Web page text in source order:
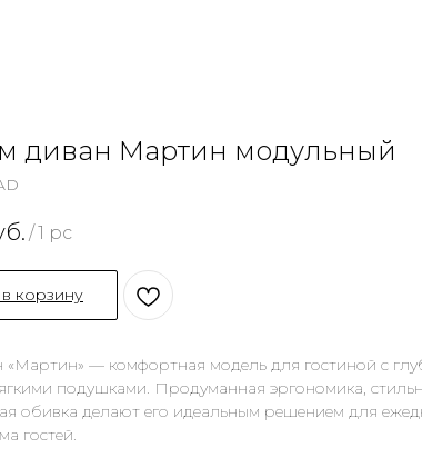
диван Мартин модульный
/1 pc
корзину
«Мартин» — комфортная модель для гостиной с
подушками. Продуманная эргономика,
обивка делают его идеальным решением для
гостей.